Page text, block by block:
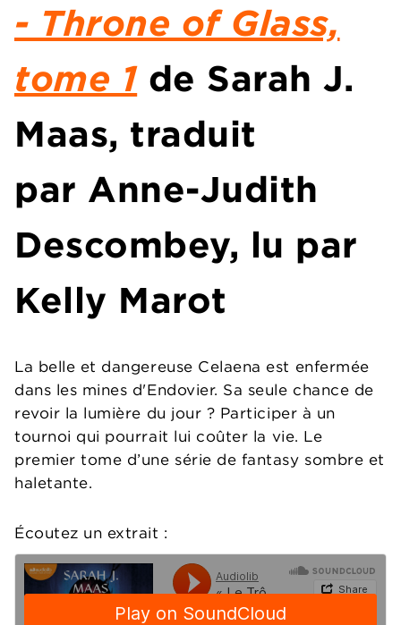
- Throne of Glass,
tome 1de Sarah J.
Maas, traduit
par Anne-Judith
Descombey, lu par
Kelly Marot
La belle et dangereuse Celaena est enfermée
dans les mines d'Endovier. Sa seule chance de
revoir la lumière du jour ? Participer à un
tournoi qui pourrait lui coûter la vie. Le
premier tome d’une série de fantasy sombre et
haletante.
Écoutez un extrait :